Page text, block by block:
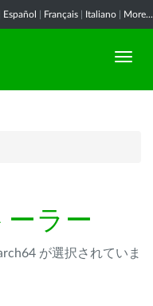
Español Français Italiano More...
ラー
が選択されていま